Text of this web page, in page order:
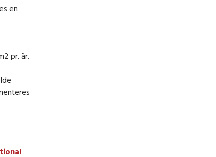
en
pr. år.